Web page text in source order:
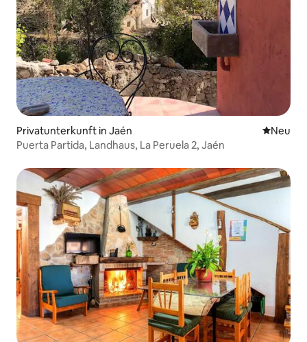
Privatunterkunft in Jaén Neue
Neu
Puerta Partida, Landhaus, La Peruela 2, Jaén